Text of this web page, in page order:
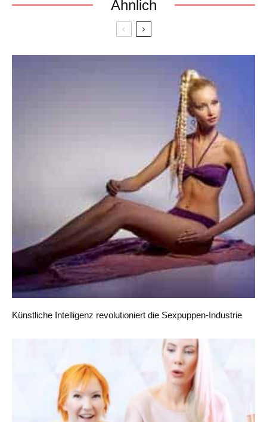
Ähnlich
Künstliche Intelligenz revolutioniert die Sexpuppen-Industrie